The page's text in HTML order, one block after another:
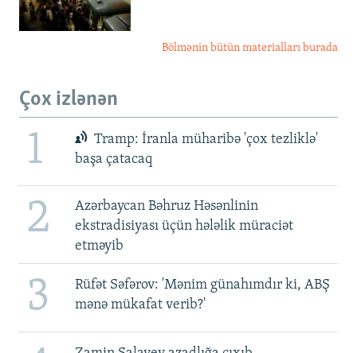
Bölmənin bütün materialları burada
Çox izlənən
1
Tramp: İranla müharibə 'çox tezliklə'
başa çatacaq
2
Azərbaycan Bəhruz Həsənlinin
ekstradisiyası üçün hələlik müraciət
etməyib
3
Rüfət Səfərov: 'Mənim günahımdır ki, ABŞ
mənə mükafat verib?'